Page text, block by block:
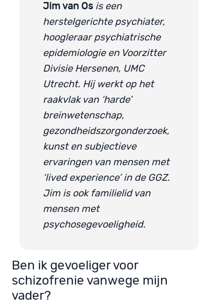
Jim van Os is een
herstelgerichte psychiater,
hoogleraar psychiatrische
epidemiologie en Voorzitter
Divisie Hersenen, UMC
Utrecht. Hij werkt op het
raakvlak van ‘harde’
breinwetenschap,
gezondheidszorgonderzoek,
kunst en subjectieve
ervaringen van mensen met
‘lived experience’ in de GGZ.
Jim is ook familielid van
mensen met
psychosegevoeligheid.
Ben ik gevoeliger voor
schizofrenie vanwege mijn
vader?